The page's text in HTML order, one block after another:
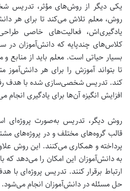
یکی دیگر از روش‌های مؤثر، تدریس
روش، معلم تلاش می‌کند تا برای هر
یادگیری‌اش، فعالیت‌های خاصی
کلاس‌های چندپایه که دانش‌آموزان
بسیار حیاتی است. معلم باید از منابع و
تا بتواند آموزش را برای هر دانش‌آموز
کند. تدریس شخصی‌سازی شده با هدف
افزایش انگیزه آن‌ها برای یادگیری انجام
روش دیگر، تدریس به‌صورت پروژه‌ای
قالب گروه‌های مختلف و در پروژه‌های
پرداخته و همکاری می‌کنند. این روش
به دانش‌آموزان این امکان را می‌دهد که
ارتباط برقرار کنند. تدریس پروژه‌ای با
حل مسئله در دانش‌آموزان انجام می‌شود.